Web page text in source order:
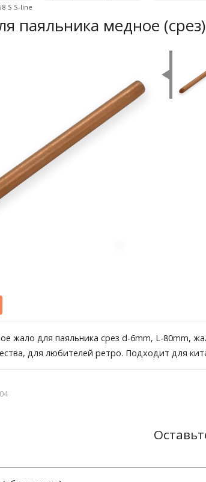
S S-line
паяльника медное
жало для паяльника срез d-6mm, L-80mm,
для любителей ретро. Подходит для